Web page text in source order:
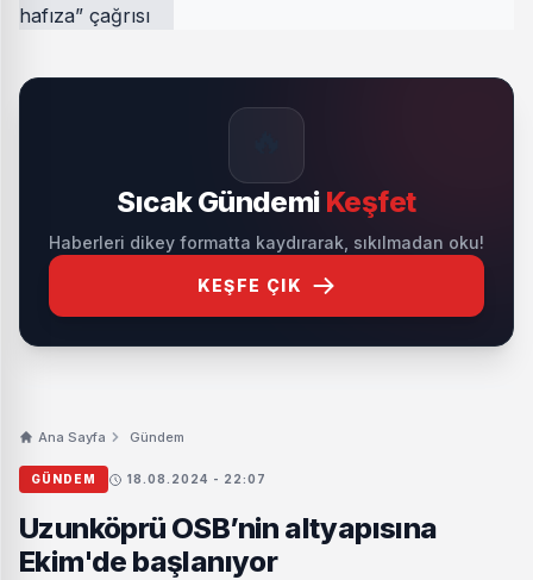
Sıcak Gündemi Keşfet
Haberleri dikey formatta kaydırarak, sıkılmadan oku!
KEŞFE ÇIK
Ana Sayfa Gündem
GÜNDEM 18.08.2024 - 22:07
Uzunköprü OSB’nin altyapısına
Ekim'de başlanıyor